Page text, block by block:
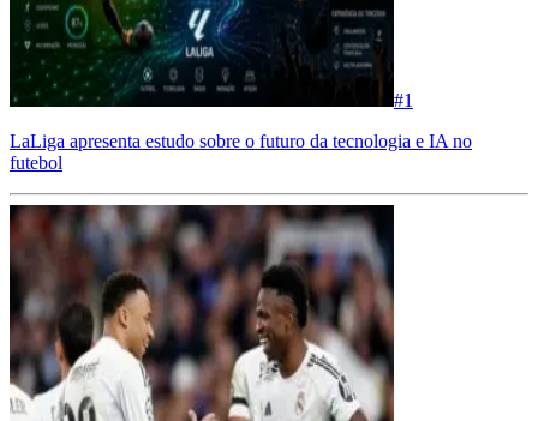
#1
LaLiga apresenta estudo sobre o futuro da tecnologia e IA no
futebol